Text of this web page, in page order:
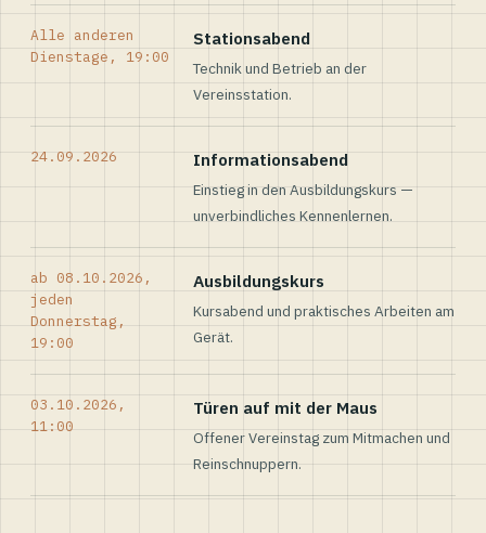
Alle anderen
Dienstage, 19:00
Stationsabend
Technik und Betrieb an der
Vereinsstation.
24.09.2026 Informationsabend
Einstieg in den Ausbildungskurs —
unverbindliches Kennenlernen.
ab 08.10.2026,
jeden
Donnerstag,
19:00
Ausbildungskurs
Kursabend und praktisches Arbeiten am
Gerät.
03.10.2026,
11:00
Türen auf mit der Maus
Offener Vereinstag zum Mitmachen und
Reinschnuppern.